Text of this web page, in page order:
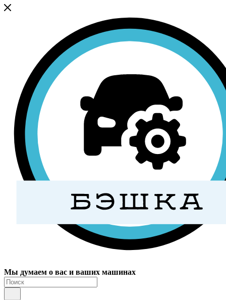
Мы думаем о вас и ваших машинах